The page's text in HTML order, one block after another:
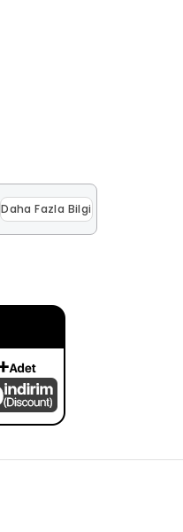
Daha Fazla Bilgi